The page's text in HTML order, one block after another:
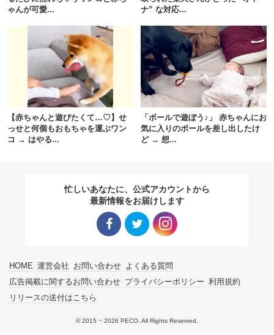
ゃんが可愛...
ナ” な対応...
【赤ちゃんと遊びたくて…♡】せ
っせと何個もおもちゃを運ぶワン
コ → はやる...
「ボールで遊ぼう♪」 赤ちゃんにお
気に入りのボールを差し出したけ
ど → 想...
忙しいあなたに、公式アカウントから
最新情報をお届けします
HOME 運営会社 お問い合わせ よくある質問
広告掲載に関するお問い合わせ プライバシーポリシー 利用規約
リリースの送付はこちら
© 2015 ~ 2026 PECO. All Rights Reserved.
pecodogs
いぬ部をフォロー
pecocats
ねこ部をフォロー